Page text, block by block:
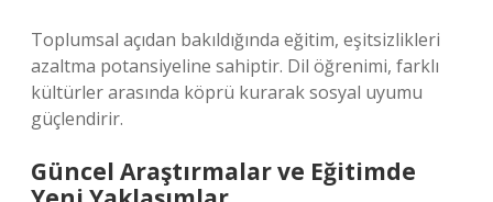
Toplumsal açıdan bakıldığında eğitim, eşitsizlikleri
azaltma potansiyeline sahiptir. Dil öğrenimi, farklı
kültürler arasında köprü kurarak sosyal uyumu
güçlendirir.
Güncel Araştırmalar ve Eğitimde